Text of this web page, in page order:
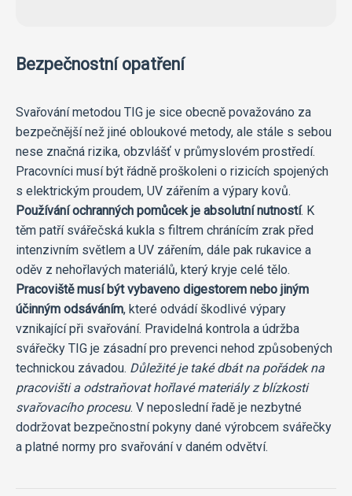
Bezpečnostní opatření
Svařování metodou TIG je sice obecně považováno za
bezpečnější než jiné obloukové metody, ale stále s sebou
nese značná rizika, obzvlášť v průmyslovém prostředí.
Pracovníci musí být řádně proškoleni o rizicích spojených
s elektrickým proudem, UV zářením a výpary kovů.
Používání ochranných pomůcek je absolutní nutností. K
těm patří svářečská kukla s filtrem chránícím zrak před
intenzivním světlem a UV zářením, dále pak rukavice a
oděv z nehořlavých materiálů, který kryje celé tělo.
Pracoviště musí být vybaveno digestorem nebo jiným
účinným odsáváním, které odvádí škodlivé výpary
vznikající při svařování. Pravidelná kontrola a údržba
svářečky TIG je zásadní pro prevenci nehod způsobených
technickou závadou. Důležité je také dbát na pořádek na
pracovišti a odstraňovat hořlavé materiály z blízkosti
svařovacího procesu. V neposlední řadě je nezbytné
dodržovat bezpečnostní pokyny dané výrobcem svářečky
a platné normy pro svařování v daném odvětví.